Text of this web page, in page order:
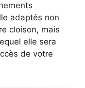
adaptés non
cloison, mais
elle sera
de votre